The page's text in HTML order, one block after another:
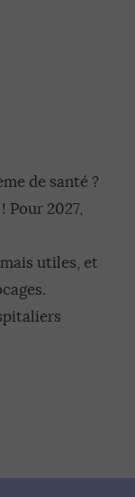
de santé ?
Pour 2027,
utiles, et